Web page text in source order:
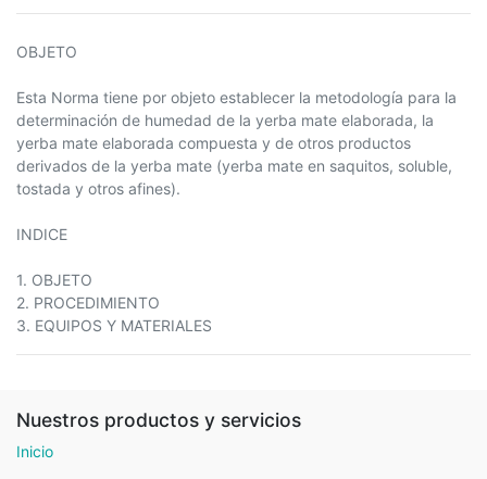
OBJETO
Esta Norma tiene por objeto establecer la metodología para la
determinación de humedad de la yerba mate elaborada, la
yerba mate elaborada compuesta y de otros productos
derivados de la yerba mate (yerba mate en saquitos, soluble,
tostada y otros afines).
INDICE
1. OBJETO
2. PROCEDIMIENTO
3. EQUIPOS Y MATERIALES
Nuestros productos y servicios
Inicio